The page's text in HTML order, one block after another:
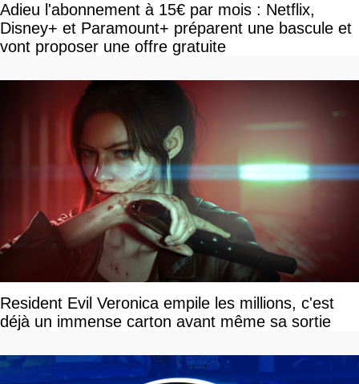
Adieu l'abonnement à 15€ par mois : Netflix,
Disney+ et Paramount+ préparent une bascule et
vont proposer une offre gratuite
Resident Evil Veronica empile les millions, c'est
déjà un immense carton avant même sa sortie